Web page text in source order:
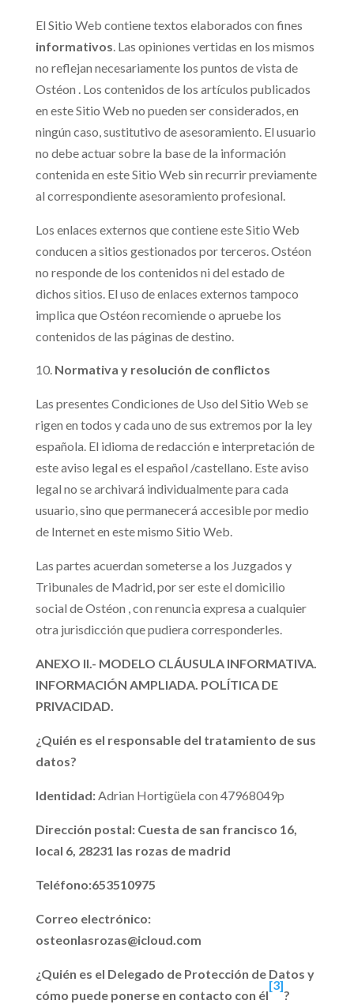
El Sitio Web contiene textos elaborados con fines
informativos. Las opiniones vertidas en los mismos
no reflejan necesariamente los puntos de vista de
Ostéon . Los contenidos de los artículos publicados
en este Sitio Web no pueden ser considerados, en
ningún caso, sustitutivo de asesoramiento. El usuario
no debe actuar sobre la base de la información
contenida en este Sitio Web sin recurrir previamente
al correspondiente asesoramiento profesional.
Los enlaces externos que contiene este Sitio Web
conducen a sitios gestionados por terceros. Ostéon
no responde de los contenidos ni del estado de
dichos sitios. El uso de enlaces externos tampoco
implica que Ostéon recomiende o apruebe los
contenidos de las páginas de destino.
Normativa y resolución de conflictos
Las presentes Condiciones de Uso del Sitio Web se
rigen en todos y cada uno de sus extremos por la ley
española. El idioma de redacción e interpretación de
este aviso legal es el español /castellano. Este aviso
legal no se archivará individualmente para cada
usuario, sino que permanecerá accesible por medio
de Internet en este mismo Sitio Web.
Las partes acuerdan someterse a los Juzgados y
Tribunales de Madrid, por ser este el domicilio
social de Ostéon , con renuncia expresa a cualquier
otra jurisdicción que pudiera corresponderles.
ANEXO II.- MODELO CLÁUSULA INFORMATIVA.
INFORMACIÓN AMPLIADA. POLÍTICA DE
PRIVACIDAD.
¿Quién es el responsable del tratamiento de sus
datos?
Identidad:Adrian Hortigüela con 47968049p
Dirección postal: Cuesta de san francisco 16,
local 6, 28231 las rozas de madrid
Teléfono:653510975
Correo electrónico:
osteonlasrozas@icloud.com
¿Quién es el Delegado de Protección de Datos y
cómo puede ponerse en contacto con él
[3]
?